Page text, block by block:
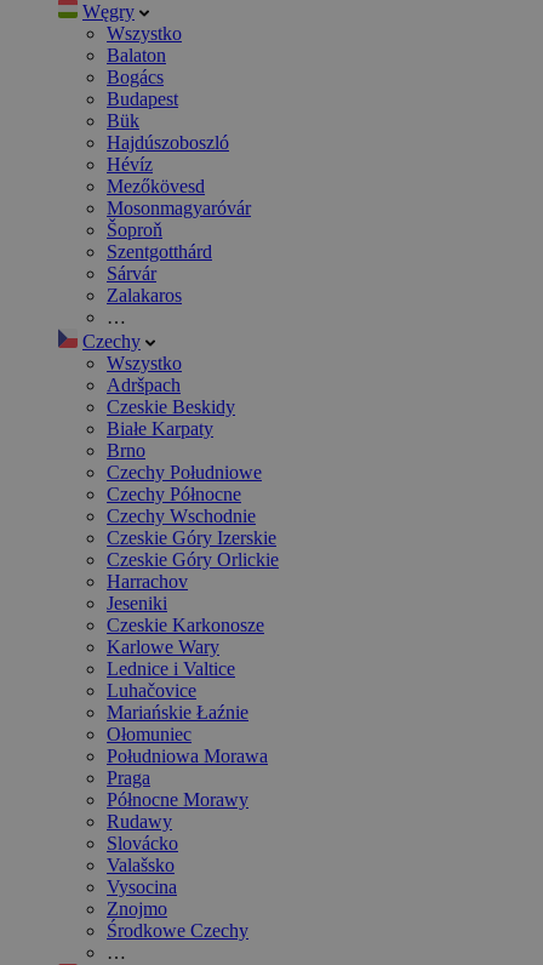
Węgry
Wszystko
Balaton
Bogács
Budapest
Bük
Hajdúszoboszló
Hévíz
Mezőkövesd
Mosonmagyaróvár
Šoproň
Szentgotthárd
Sárvár
Zalakaros
…
Czechy
Wszystko
Adršpach
Czeskie Beskidy
Białe Karpaty
Brno
Czechy Południowe
Czechy Północne
Czechy Wschodnie
Czeskie Góry Izerskie
Czeskie Góry Orlickie
Harrachov
Jeseniki
Czeskie Karkonosze
Karlowe Wary
Lednice i Valtice
Luhačovice
Mariańskie Łaźnie
Ołomuniec
Południowa Morawa
Praga
Północne Morawy
Rudawy
Slovácko
Valašsko
Vysocina
Znojmo
Środkowe Czechy
…